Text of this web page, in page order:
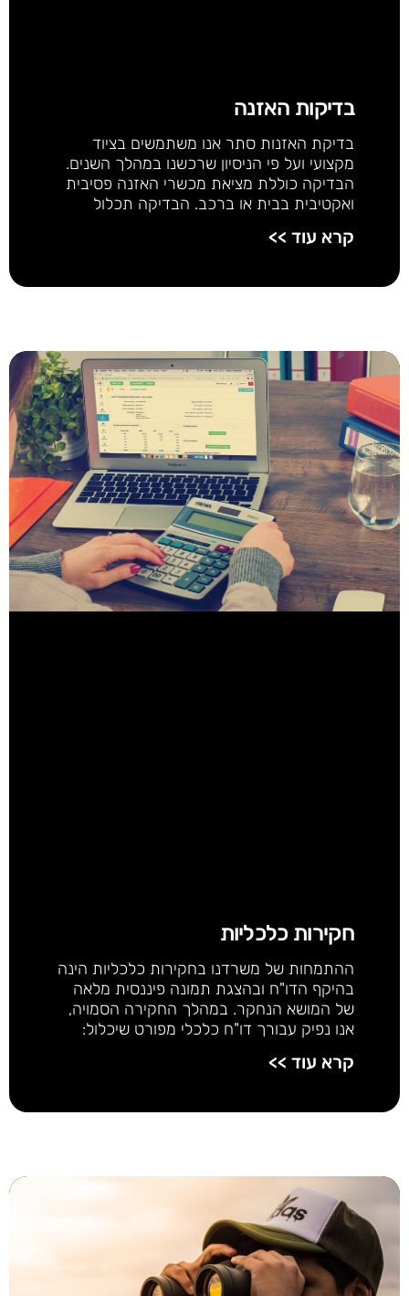
בדיקות האזנה
בדיקת האזנות סתר אנו משתמשים בציוד
מקצועי ועל פי הניסיון שרכשנו במהלך השנים.
הבדיקה כוללת מציאת מכשרי האזנה פסיבית
ואקטיבית בבית או ברכב. הבדיקה תכלול
קרא עוד >>
חקירות כלכליות
ההתמחות של משרדנו בחקירות כלכליות הינה
בהיקף הדו"ח ובהצגת תמונה פיננסית מלאה
של המושא הנחקר. במהלך החקירה הסמויה,
אנו נפיק עבורך דו"ח כלכלי מפורט שיכלול:
קרא עוד >>